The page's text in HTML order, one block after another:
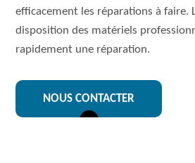
efficacement les réparations à faire.
disposition des matériels
rapidement une réparation.
NOUS CONTACTER